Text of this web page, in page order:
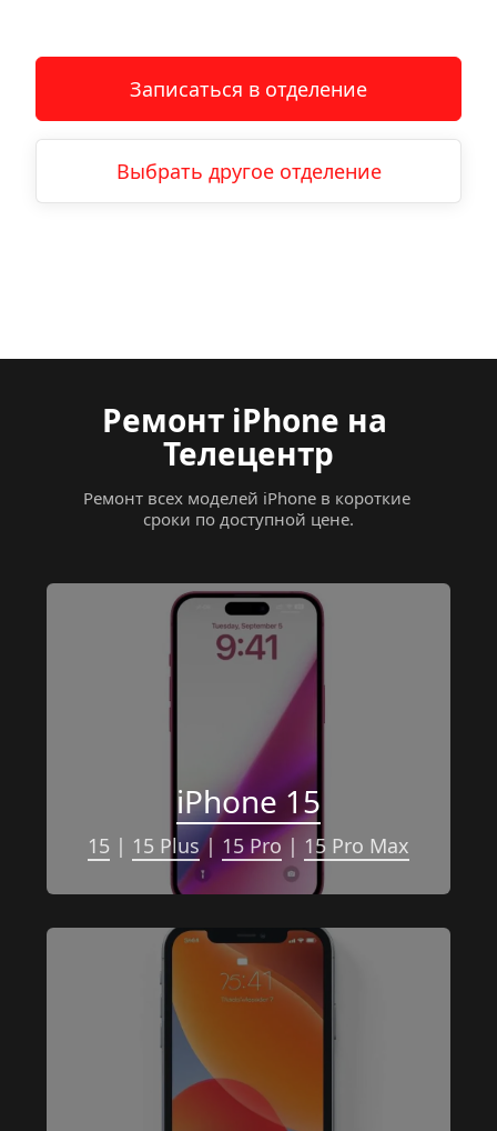
Записаться в отделение
Выбрать другое отделение
Ремонт iPhone на
Телецентр
Ремонт всех моделей iPhone в короткие
сроки по доступной цене.
iPhone 15
15 | 15 Plus | 15 Pro | 15 Pro Max